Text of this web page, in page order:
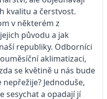
kvalitu a čerstvost.
v některém z
původu a jak
republiky. Odborníci
aklimatizaci,
se květině u nás bude
Jednoduše,
sesychat a opadají jí